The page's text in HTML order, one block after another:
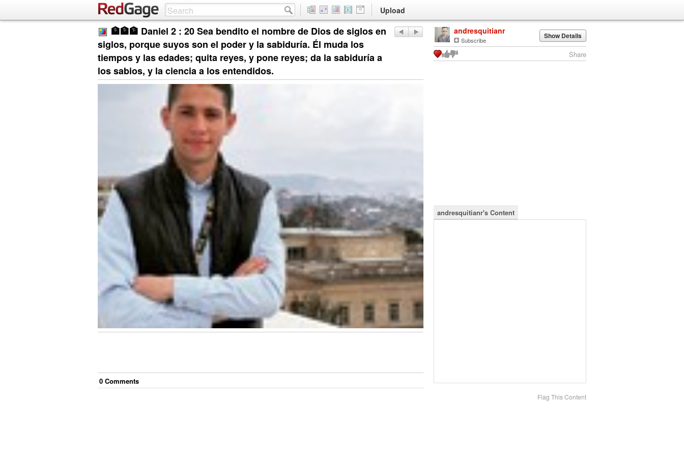
Upload
🏦🏦🏦 Daniel 2 : 20 Sea bendito el nombre de Dios de siglos en
siglos, porque suyos son el poder y la sabiduría. Él muda los
tiempos y las edades; quita reyes, y pone reyes; da la sabiduría a
los sabios, y la ciencia a los entendidos.
0 Comments
andresquitianr
Subscribe Show Details
Share
andresquitianr's Content
Flag This Content